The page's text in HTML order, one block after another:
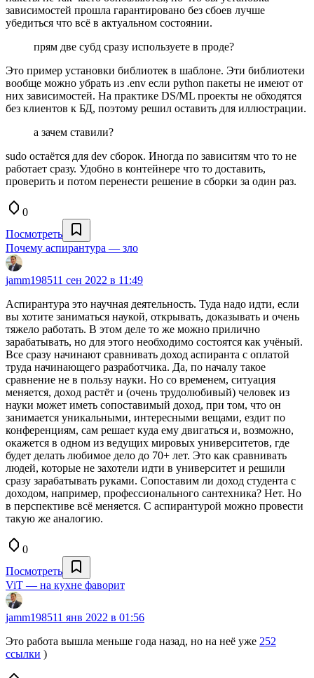
зависимостей прошла гарантировано без сбоев лучше
убедиться что всё в актуальном состоянии.
прям две субд сразу используете в проде?
Это пример установки библиотек в шаблоне. Эти библиотеки
вообще можно убрать из .env если python пакеты не имеют от
них зависимостей. На практике DS/ML проекты не обходятся
без клиентов к БД, поэтому решил оставить для иллюстрации.
а зачем ставили?
sudo остаётся для dev сборок. Иногда по зависитям что то не
работает сразу. Удобно в контейнере что то доставить,
проверить и потом перенести решение в сборки за один раз.
0
Посмотреть
Почему аспирантура — зло
jamm198511 сен 2022 в 11:49
Аспирантура это научная деятельность. Туда надо идти, если
вы хотите заниматься наукой, открывать, доказывать и очень
тяжело работать. В этом деле то же можно прилично
зарабатывать, но для этого необходимо состоятся как учёный.
Все сразу начинают сравнивать доход аспиранта с оплатой
труда начинающего разработчика. Да, по началу такое
сравнение не в пользу науки. Но со временем, ситуация
меняется, доход растёт и (очень трудолюбивый) человек из
науки может иметь сопоставимый доход, при том, что он
занимается уникальными, интересными вещами, ездит по
конференциям, сам решает куда ему двигаться и, возможно,
окажется в одном из ведущих мировых университетов, где
будет делать любимое дело до 70+ лет. Это как сравнивать
людей, которые не захотели идти в университет и решили
сразу зарабатывать руками. Сопоставим ли доход студента с
доходом, например, профессионального сантехника? Нет. Но
в перспективе всё меняется. С аспирантурой можно провести
такую же аналогию.
0
Посмотреть
ViT — на кухне фаворит
jamm198511 янв 2022 в 01:56
Это работа вышла меньше года назад, но на неё уже 252
ссылки )